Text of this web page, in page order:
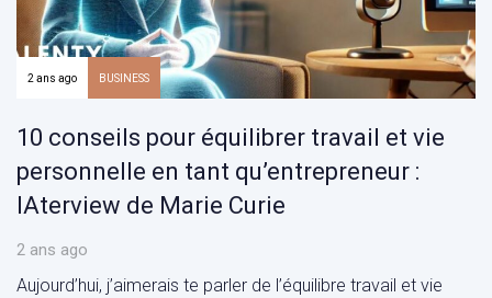
2 ans ago BUSINESS
10 conseils pour équilibrer travail et vie
personnelle en tant qu’entrepreneur :
IAterview de Marie Curie
2 ans ago
Aujourd’hui, j’aimerais te parler de l’équilibre travail et vie